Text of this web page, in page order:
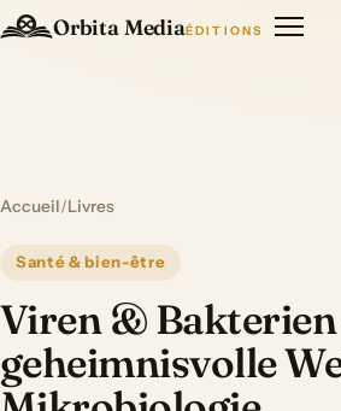
Orbita MediaÉDITIONS
Accueil/Livres
Santé & bien-être
Viren & Bakterien
geheimnisvolle